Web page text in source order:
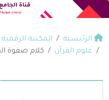
الرئيسية المكتبة الرقمية
علوم القرآن
كلام صفوة